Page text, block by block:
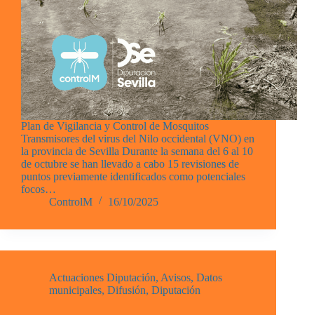
Plan de Vigilancia y Control de Mosquitos
Transmisores del virus del Nilo occidental (VNO) en
la provincia de Sevilla Durante la semana del 6 al 10
de octubre se han llevado a cabo 15 revisiones de
puntos previamente identificados como potenciales
focos…
ControlM
16/10/2025
Actuaciones Diputación, Avisos, Datos
municipales, Difusión, Diputación